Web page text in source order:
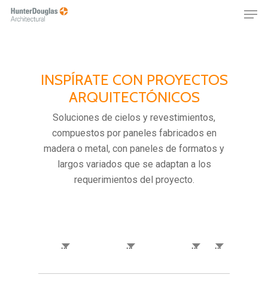
Skip
INSPÍRATE CON PROYECTOS
ARQUITECTÓNICOS
Soluciones de cielos y revestimientos,
compuestos por paneles fabricados en
madera o metal, con paneles de formatos y
largos variados que se adaptan a los
requerimientos del proyecto.
Productos Gubbins ArquitectosArquitectosProgramas